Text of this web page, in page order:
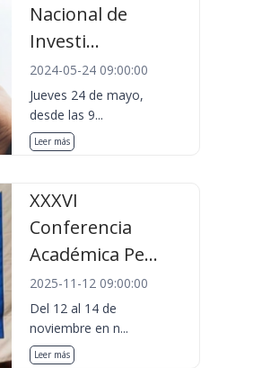
Nacional de
Investi...
2024-05-24 09:00:00
Jueves 24 de mayo,
desde las 9...
Leer más
XXXVI
Conferencia
Académica Pe...
2025-11-12 09:00:00
Del 12 al 14 de
noviembre en n...
Leer más